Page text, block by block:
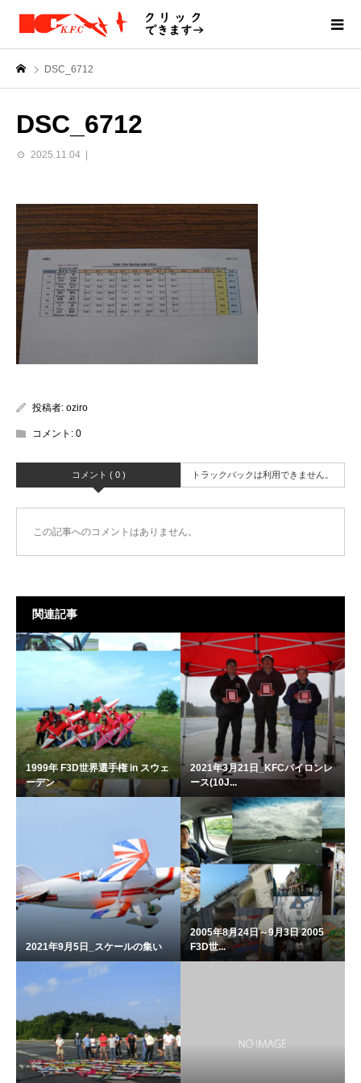
DSC_6712
DSC_6712
2025.11.04
投稿者: oziro
コメント: 0
コメント ( 0 ) トラックバックは利用できません。
この記事へのコメントはありません。
関連記事
1999年 F3D世界選手権 in スウェ
ーデン
2021年3月21日_KFCパイロンレ
ース(10J...
2021年9月5日_スケールの集い
2005年8月24日～9月3日 2005
F3D世...